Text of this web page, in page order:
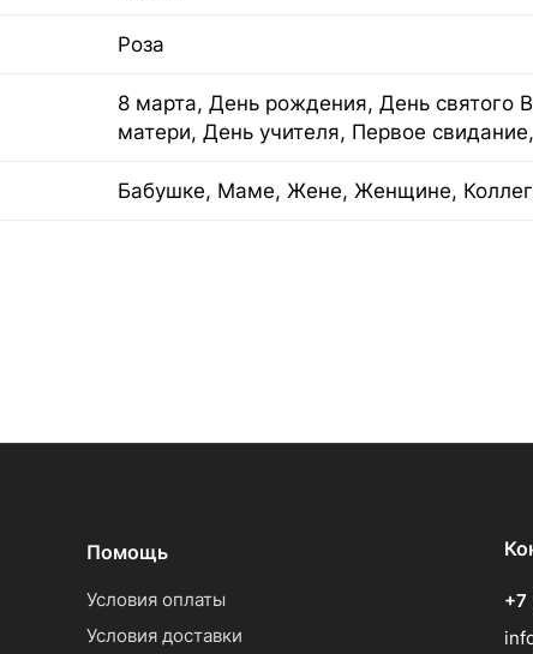
Роза
8 марта, День рождения, День святого
матери, День учителя, Первое
Бабушке, Маме, Жене, Женщине,
Помощь
Условия оплаты
Условия доставки
+7